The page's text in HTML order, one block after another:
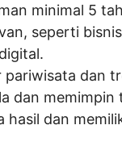
minimal 5
seperti
pariwisata dan
dan
hasil dan